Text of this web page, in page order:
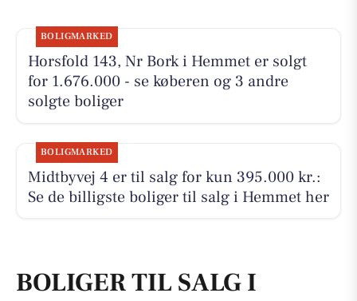
BOLIGMARKED
Horsfold 143, Nr Bork i Hemmet er solgt
for 1.676.000 - se køberen og 3 andre
solgte boliger
BOLIGMARKED
Midtbyvej 4 er til salg for kun 395.000 kr.:
Se de billigste boliger til salg i Hemmet her
BOLIGER TIL SALG I